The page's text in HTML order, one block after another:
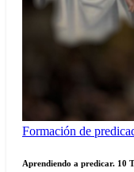
Formación de
Aprendiendo a predicar. 10